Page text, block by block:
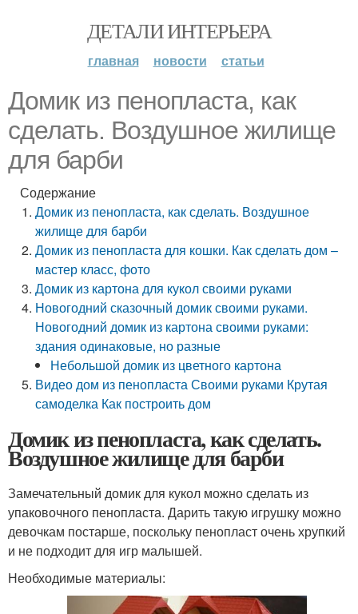
ДЕТАЛИ ИНТЕРЬЕРА
главная новости статьи
Домик из пенопласта, как
сделать. Воздушное жилище
для барби
Содержание
Домик из пенопласта, как сделать. Воздушное
жилище для барби
Домик из пенопласта для кошки. Как сделать дом –
мастер класс, фото
Домик из картона для кукол своими руками
Новогодний сказочный домик своими руками.
Новогодний домик из картона своими руками:
здания одинаковые, но разные
Небольшой домик из цветного картона
Видео дом из пенопласта Своими руками Крутая
самоделка Как построить дом
Домик из пенопласта, как сделать.
Воздушное жилище для барби
Замечательный домик для кукол можно сделать из
упаковочного пенопласта. Дарить такую игрушку можно
девочкам постарше, поскольку пенопласт очень хрупкий
и не подходит для игр малышей.
Необходимые материалы: